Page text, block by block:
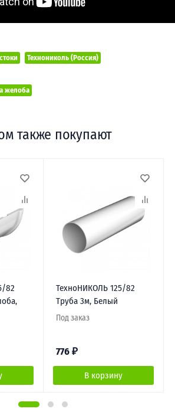
Технониколь (Россия)
желоба
также покупают
82
ТехноНИКОЛЬ 125/82
Труба 3м, Белый
Под заказ
776 ₽
В корзину